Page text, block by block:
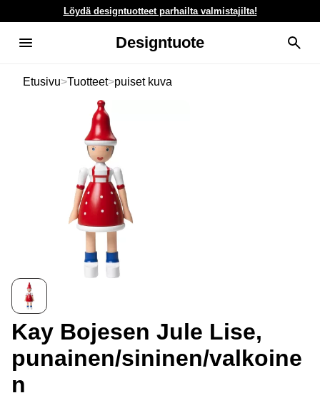
Löydä designtuotteet parhailta valmistajilta!
Designtuote
Etusivu>Tuotteet>puiset kuva
Kay Bojesen Jule Lise,
punainen/sininen/valkoine
n